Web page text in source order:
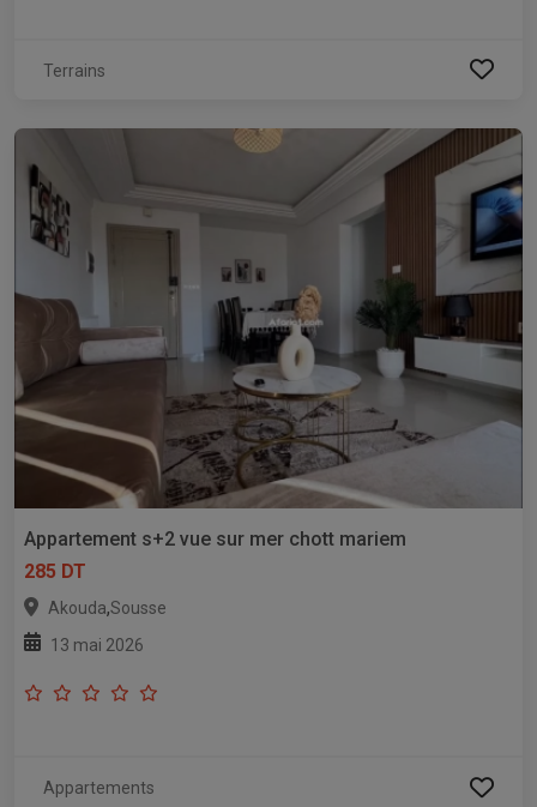
Terrains
Appartement s+2 vue sur mer chott mariem
285 DT
Akouda,Sousse
13 mai 2026
Appartements